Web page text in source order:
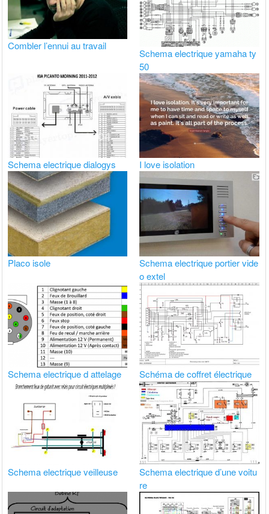
Combler l’ennui au travail
Schema electrique yamaha ty
50
Schema electrique dialogys I love isolation
Placo isole
Schema electrique portier vide
o extel
Schema electrique d attelage Schéma de coffret électrique
Schema electrique veilleuse
Schema electrique d’une voitu
re